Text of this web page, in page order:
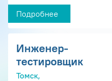
Подробнее
Инженер-
тестировщик
Томск,